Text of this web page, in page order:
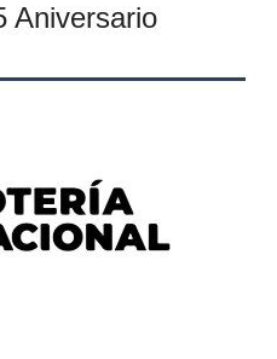
Aniversario